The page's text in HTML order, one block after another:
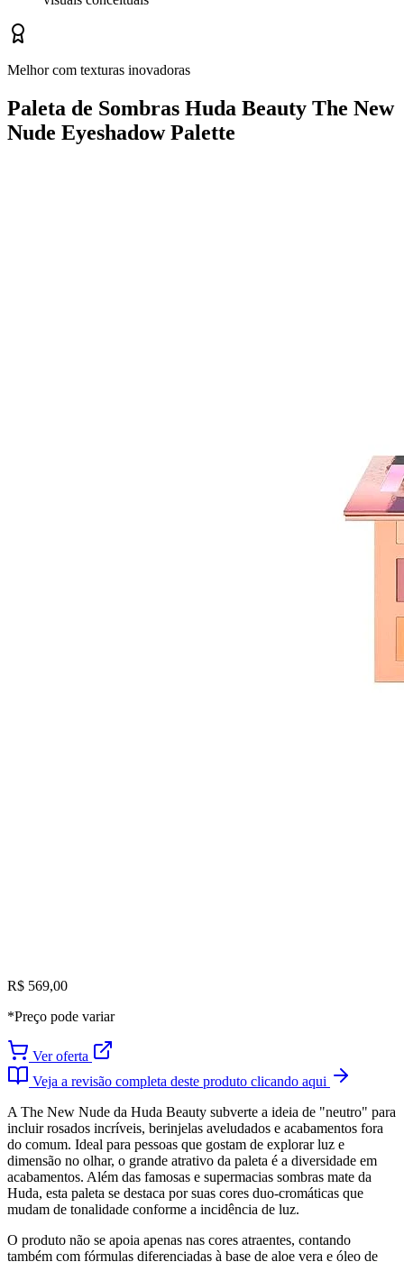
Melhor com texturas inovadoras
Paleta de Sombras Huda Beauty The New
Nude Eyeshadow Palette
R$ 569,00
*Preço pode variar
Ver oferta
Veja a revisão completa deste produto clicando aqui
A The New Nude da Huda Beauty subverte a ideia de "neutro" para
incluir rosados incríveis, berinjelas aveludados e acabamentos fora
do comum. Ideal para pessoas que gostam de explorar luz e
dimensão no olhar, o grande atrativo da paleta é a diversidade em
acabamentos. Além das famosas e supermacias sombras mate da
Huda, esta paleta se destaca por suas cores duo-cromáticas que
mudam de tonalidade conforme a incidência de luz.
O produto não se apoia apenas nas cores atraentes, contando
também com fórmulas diferenciadas à base de aloe vera e óleo de